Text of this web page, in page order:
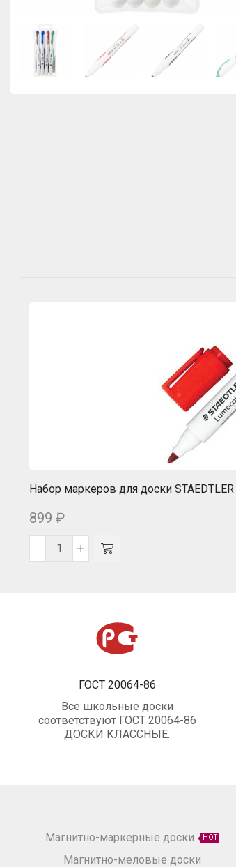
Набор маркеров для доски
899 ₽
ГОСТ 20064-86
Все школьные доски
соответствуют ГОСТ 20064-86
ДОСКИ КЛАССНЫЕ.
Магнитно-маркерные доски HOT
Магнитно-меловые доски